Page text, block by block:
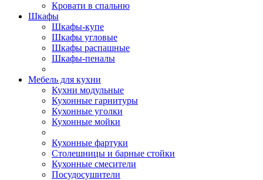
Кровати в спальню
Шкафы
Шкафы-купе
Шкафы угловые
Шкафы распашные
Шкафы-пеналы
Мебель для кухни
Кухни модульные
Кухонные гарнитуры
Кухонные уголки
Кухонные мойки
Кухонные фартуки
Столешницы и барные стойки
Кухонные смесители
Посудосушители